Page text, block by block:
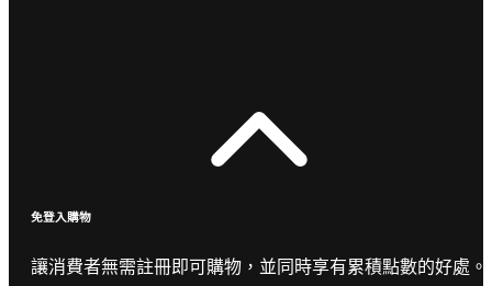
免登入購物
讓消費者無需註冊即可購物，並同時享有累積點數的好處。